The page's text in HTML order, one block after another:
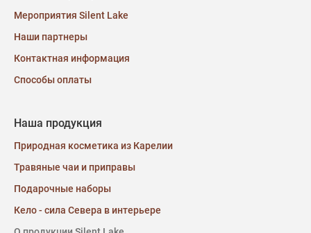
Мероприятия Silent Lake
Наши партнеры
Контактная информация
Способы оплаты
Наша продукция
Природная косметика из Карелии
Травяные чаи и приправы
Подарочные наборы
Кело - сила Севера в интерьере